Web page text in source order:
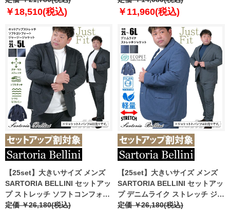
シャブル イージーケア ライフス
￥18,510(税込)
ッシャブル イージーケア ライフ
￥11,960(税込)
【25set】大きいサイズ メンズ
SARTORIA BELLINI セットアッ
プ ストレッチ ソフトコンフォー
トジャージー ジャケット ジャス
定価 ￥26,180(税込)
【25set】大きいサイズ メンズ
SARTORIA BELLINI セットアッ
プ デニムライク ストレッチ ジャ
ケット ジャストフィット 軽量 ウ
定価 ￥26,180(税込)